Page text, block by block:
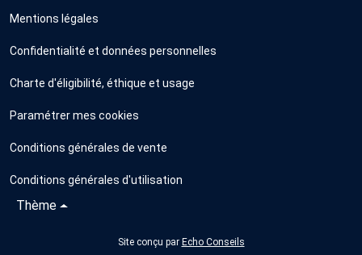
Mentions légales
Confidentialité et données personnelles
Charte d'éligibilité, éthique et usage
Paramétrer mes cookies
Conditions générales de vente
Conditions générales d'utilisation
Thème
Site conçu par Echo Conseils